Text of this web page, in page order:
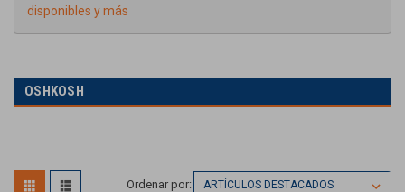
disponibles y más
OSHKOSH
Ordenar por: